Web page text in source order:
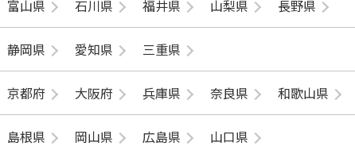
富山県 石川県 福井県 山梨県 長野県
静岡県 愛知県 三重県
京都府 大阪府 兵庫県 奈良県 和歌山県
島根県 岡山県 広島県 山口県